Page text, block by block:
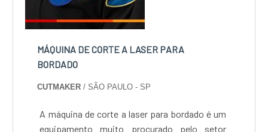
MÁQUINA DE CORTE A LASER PARA
BORDADO
CUTMAKER/ SÃO PAULO - SP
A máquina de corte a laser para bordado é um
equipamento muito procurado pelo setor